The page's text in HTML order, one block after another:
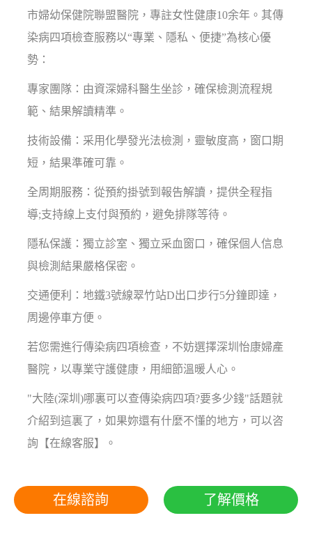
市婦幼保健院聯盟醫院，專註女性健康10余年。其傳
染病四項檢查服務以“專業、隱私、便捷”為核心優
勢：
專家團隊：由資深婦科醫生坐診，確保檢測流程規
範、結果解讀精準。
技術設備：采用化學發光法檢測，靈敏度高，窗口期
短，結果準確可靠。
全周期服務：從預約掛號到報告解讀，提供全程指
導;支持線上支付與預約，避免排隊等待。
隱私保護：獨立診室、獨立采血窗口，確保個人信息
與檢測結果嚴格保密。
交通便利：地鐵3號線翠竹站D出口步行5分鐘即達，
周邊停車方便。
若您需進行傳染病四項檢查，不妨選擇深圳怡康婦產
醫院，以專業守護健康，用細節溫暖人心。
"大陸(深圳)哪裏可以查傳染病四項?要多少錢"話題就
介紹到這裏了，如果妳還有什麼不懂的地方，可以咨
詢【在線客服】。
在線諮詢 了解價格